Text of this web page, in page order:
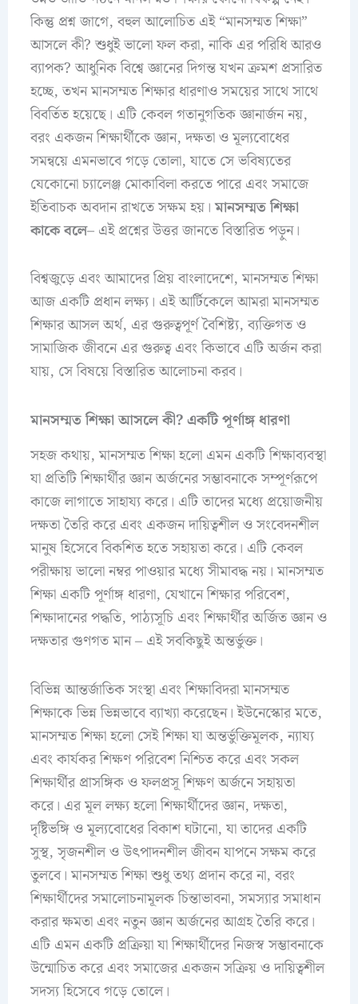
কিন্তু প্রশ্ন জাগে, বহুল আলোচিত এই “মানসম্মত শিক্ষা”
আসলে কী? শুধুই ভালো ফল করা, নাকি এর পরিধি আরও
ব্যাপক? আধুনিক বিশ্বে জ্ঞানের দিগন্ত যখন ক্রমশ প্রসারিত
হচ্ছে, তখন মানসম্মত শিক্ষার ধারণাও সময়ের সাথে সাথে
বিবর্তিত হয়েছে। এটি কেবল গতানুগতিক জ্ঞানার্জন নয়,
বরং একজন শিক্ষার্থীকে জ্ঞান, দক্ষতা ও মূল্যবোধের
সমন্বয়ে এমনভাবে গড়ে তোলা, যাতে সে ভবিষ্যতের
যেকোনো চ্যালেঞ্জ মোকাবিলা করতে পারে এবং সমাজে
ইতিবাচক অবদান রাখতে সক্ষম হয়।মানসম্মত শিক্ষা
কাকে বলে– এই প্রশ্নের উত্তর জানতে বিস্তারিত পড়ুন।
বিশ্বজুড়ে এবং আমাদের প্রিয় বাংলাদেশে, মানসম্মত শিক্ষা
আজ একটি প্রধান লক্ষ্য। এই আর্টিকেলে আমরা মানসম্মত
শিক্ষার আসল অর্থ, এর গুরুত্বপূর্ণ বৈশিষ্ট্য, ব্যক্তিগত ও
সামাজিক জীবনে এর গুরুত্ব এবং কিভাবে এটি অর্জন করা
যায়, সে বিষয়ে বিস্তারিত আলোচনা করব।
মানসম্মত শিক্ষা আসলে কী? একটি পূর্ণাঙ্গ ধারণা
সহজ কথায়, মানসম্মত শিক্ষা হলো এমন একটি শিক্ষাব্যবস্থা
যা প্রতিটি শিক্ষার্থীর জ্ঞান অর্জনের সম্ভাবনাকে সম্পূর্ণরূপে
কাজে লাগাতে সাহায্য করে। এটি তাদের মধ্যে প্রয়োজনীয়
দক্ষতা তৈরি করে এবং একজন দায়িত্বশীল ও সংবেদনশীল
মানুষ হিসেবে বিকশিত হতে সহায়তা করে। এটি কেবল
পরীক্ষায় ভালো নম্বর পাওয়ার মধ্যে সীমাবদ্ধ নয়। মানসম্মত
শিক্ষা একটি পূর্ণাঙ্গ ধারণা, যেখানে শিক্ষার পরিবেশ,
শিক্ষাদানের পদ্ধতি, পাঠ্যসূচি এবং শিক্ষার্থীর অর্জিত জ্ঞান ও
দক্ষতার গুণগত মান – এই সবকিছুই অন্তর্ভুক্ত।
বিভিন্ন আন্তর্জাতিক সংস্থা এবং শিক্ষাবিদরা মানসম্মত
শিক্ষাকে ভিন্ন ভিন্নভাবে ব্যাখ্যা করেছেন। ইউনেস্কোর মতে,
মানসম্মত শিক্ষা হলো সেই শিক্ষা যা অন্তর্ভুক্তিমূলক, ন্যায্য
এবং কার্যকর শিক্ষণ পরিবেশ নিশ্চিত করে এবং সকল
শিক্ষার্থীর প্রাসঙ্গিক ও ফলপ্রসূ শিক্ষণ অর্জনে সহায়তা
করে। এর মূল লক্ষ্য হলো শিক্ষার্থীদের জ্ঞান, দক্ষতা,
দৃষ্টিভঙ্গি ও মূল্যবোধের বিকাশ ঘটানো, যা তাদের একটি
সুস্থ, সৃজনশীল ও উৎপাদনশীল জীবন যাপনে সক্ষম করে
তুলবে। মানসম্মত শিক্ষা শুধু তথ্য প্রদান করে না, বরং
শিক্ষার্থীদের সমালোচনামূলক চিন্তাভাবনা, সমস্যার সমাধান
করার ক্ষমতা এবং নতুন জ্ঞান অর্জনের আগ্রহ তৈরি করে।
এটি এমন একটি প্রক্রিয়া যা শিক্ষার্থীদের নিজস্ব সম্ভাবনাকে
উন্মোচিত করে এবং সমাজের একজন সক্রিয় ও দায়িত্বশীল
সদস্য হিসেবে গড়ে তোলে।